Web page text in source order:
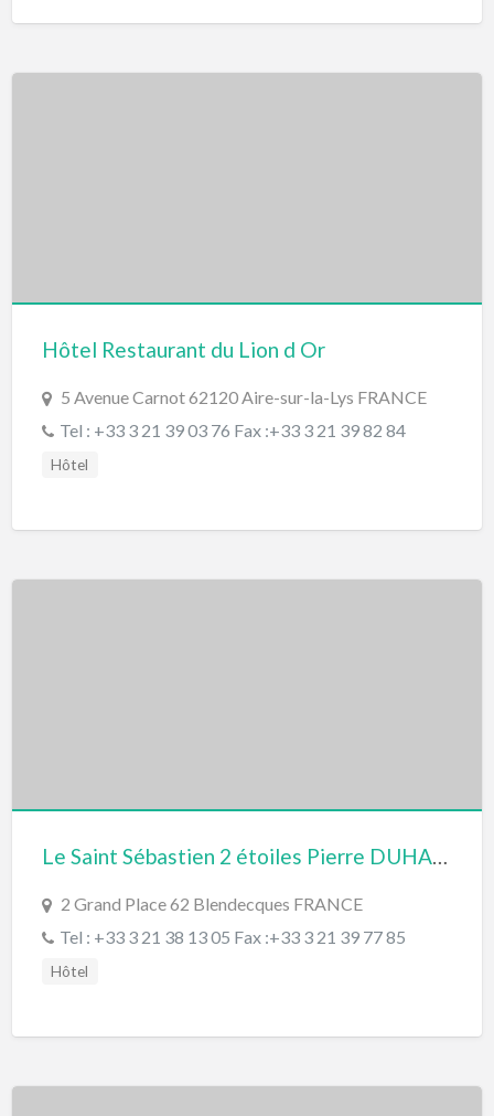
Hôtel Restaurant du Lion d Or
5 Avenue Carnot 62120 Aire-sur-la-Lys FRANCE
Tel : +33 3 21 39 03 76 Fax :+33 3 21 39 82 84
Hôtel
2 Grand Place 62 Blendecques FRANCE
Tel : +33 3 21 38 13 05 Fax :+33 3 21 39 77 85
Hôtel